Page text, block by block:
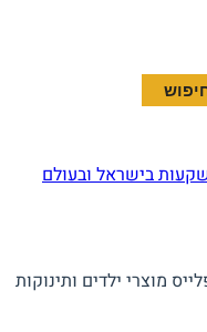
בישראל ובעולם
מוצרי ילדים ותינוקות